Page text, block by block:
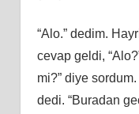
“Alo.” dedim.
cevap geldi,
mi?” diye
dedi. “Buradan